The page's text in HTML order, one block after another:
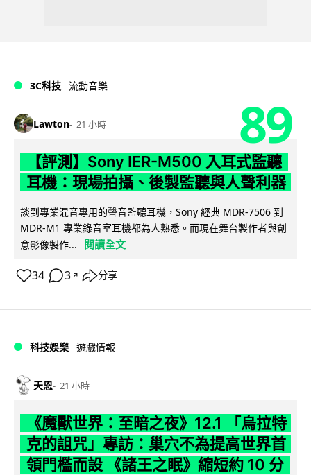
3C科技 流動音樂
Lawton 21 小時 89
【評測】Sony IER-M500 入耳式監聽
耳機：現場拍攝、後製監聽與人聲利器
談到專業混音專用的聲音監聽耳機，Sony 經典 MDR-7506 到
MDR-M1 專業錄音室耳機都為人熟悉。而現在舞台製作者與創
意影像製作...
閱讀全文
34 3 ↗ 分享
科技娛樂 遊戲情報
天恩 21 小時
《魔獸世界：至暗之夜》12.1 「烏拉特
克的詛咒」專訪：巢穴不為提高世界首
領門檻而設 《諸王之眠》縮短約 10 分